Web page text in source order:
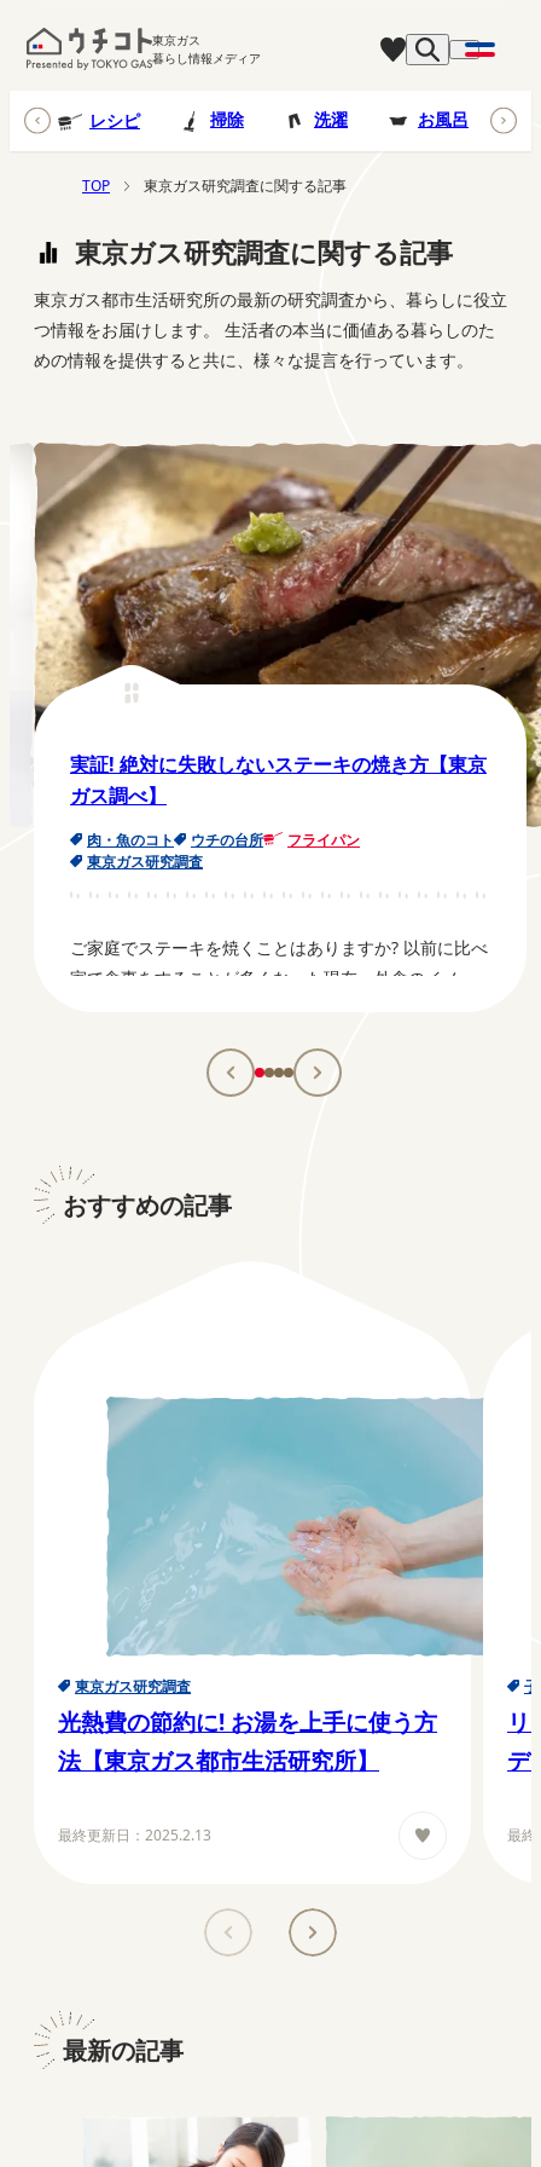
東京ガス
暮らし情報メディア
レシピ 掃除 洗濯 お風呂
TOP 東京ガス研究調査に関する記事
東京ガス研究調査に関する記事
東京ガス都市生活研究所の最新の研究調査から、暮らしに役立
つ情報をお届けします。 生活者の本当に価値ある暮らしのた
めの情報を提供すると共に、様々な提言を行っています。
実証! 絶対に失敗しないステーキの焼き方【東京
ガス調べ】
肉・魚のコト ウチの台所
フライパン
東京ガス研究調査
ご家庭でステーキを焼くことはありますか? 以前に比べ
家で食事をすることが多くなった現在、外食のイメー
すると、なかなか上手に焼けないというお悩みが多い
ようです。今回はご家庭のフライパンでも失敗しない
おすすめの記事
東京ガス研究調査
光熱費の節約に! お湯を上手に使う方
法【東京ガス都市生活研究所】
最終更新日： 2025.2.13
リ
デ
活
最終
最新の記事